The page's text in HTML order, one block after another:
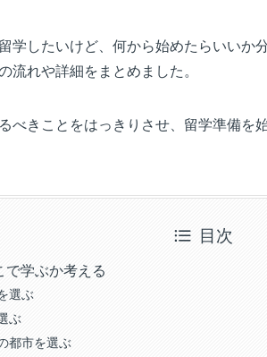
学したいけど、何から始めたらいいか
流れや詳細をまとめました。
べきことをはっきりさせ、留学準備を
目次
学ぶか考える
選ぶ
ぶ
都市を選ぶ